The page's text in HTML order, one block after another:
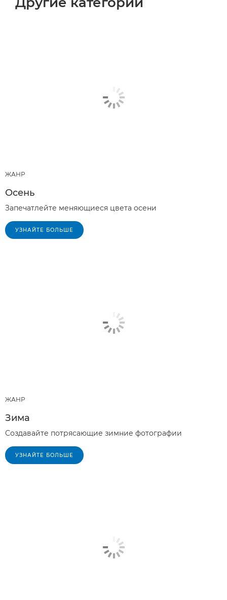
ЖАНР
Осень
Запечатлейте меняющиеся цвета осени
УЗНАЙТЕ БОЛЬШЕ
ЖАНР
Зима
Создавайте потрясающие зимние фотографии
УЗНАЙТЕ БОЛЬШЕ